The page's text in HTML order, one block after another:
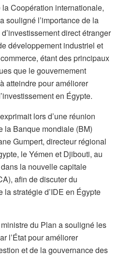
Coopération internationale,
souligné l’importance de la
direct étranger
développement industriel et
étant des principaux
que le gouvernement
atteindre pour améliorer
en Égypte.
lors d’une réunion
la Banque mondiale (BM)
Gumpert, directeur régional
le Yémen et Djibouti, au
la nouvelle capitale
afin de discuter du
la stratégie d’IDE en Égypte
du Plan a souligné les
l’État pour améliorer
et de la gouvernance des